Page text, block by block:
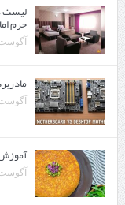
لیست
حرم
آگوست 10,
آگوست 06,
آموزش 5 مدل ته دیگ
آگوست 05,